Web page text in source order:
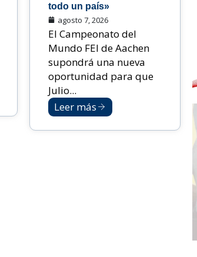
todo un país»
agosto 7, 2026
El Campeonato del
Mundo FEI de Aachen
supondrá una nueva
oportunidad para que
Julio...
Leer más